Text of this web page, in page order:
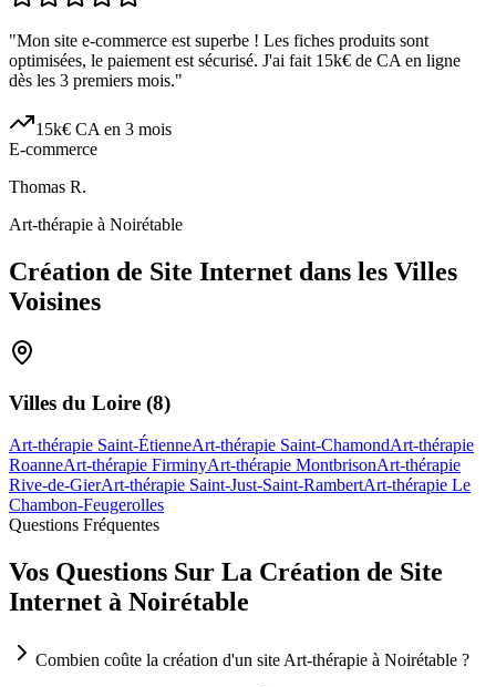
"Mon site e-commerce est superbe ! Les fiches produits sont
optimisées, le paiement est sécurisé. J'ai fait 15k€ de CA en ligne
dès les 3 premiers mois."
15k€ CA en 3 mois
E-commerce
Thomas R.
Art-thérapie à Noirétable
Création de Site Internet dans les Villes
Voisines
Villes du Loire (8)
Art-thérapie Saint-ÉtienneArt-thérapie Saint-ChamondArt-thérapie
RoanneArt-thérapie FirminyArt-thérapie MontbrisonArt-thérapie
Rive-de-GierArt-thérapie Saint-Just-Saint-RambertArt-thérapie Le
Chambon-Feugerolles
Questions Fréquentes
Vos Questions Sur La Création de Site
Internet à Noirétable
Combien coûte la création d'un site Art-thérapie à Noirétable ?